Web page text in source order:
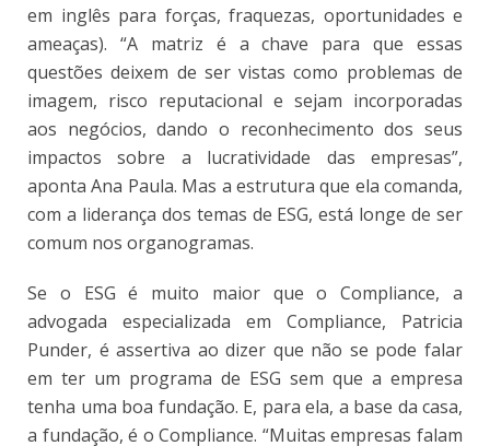
em inglês para forças, fraquezas, oportunidades e
ameaças). “A matriz é a chave para que essas
questões deixem de ser vistas como problemas de
imagem, risco reputacional e sejam incorporadas
aos negócios, dando o reconhecimento dos seus
impactos sobre a lucratividade das empresas”,
aponta Ana Paula. Mas a estrutura que ela comanda,
com a liderança dos temas de ESG, está longe de ser
comum nos organogramas.
Se o ESG é muito maior que o Compliance, a
advogada especializada em Compliance, Patricia
Punder, é assertiva ao dizer que não se pode falar
em ter um programa de ESG sem que a empresa
tenha uma boa fundação. E, para ela, a base da casa,
a fundação, é o Compliance. “Muitas empresas falam